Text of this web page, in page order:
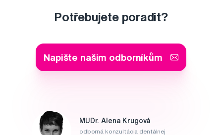
Potřebujete poradit?
Napište našim odborníkům
MUDr. Alena Krugová
odborná konzultácia dentálnej